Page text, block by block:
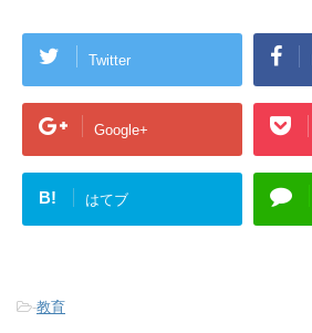
Twitter
Google+
B! はてブ
-教育